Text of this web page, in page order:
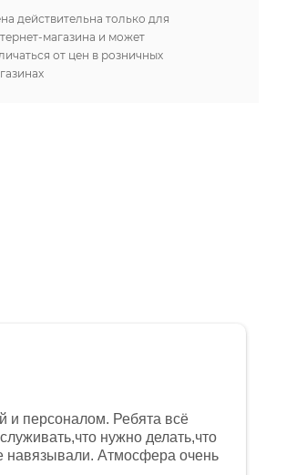
действительна только для
магазина и может
от цен в розничных
и персоналом. Ребята всё
нужно делать,что
навязывали. Атмосфера очень